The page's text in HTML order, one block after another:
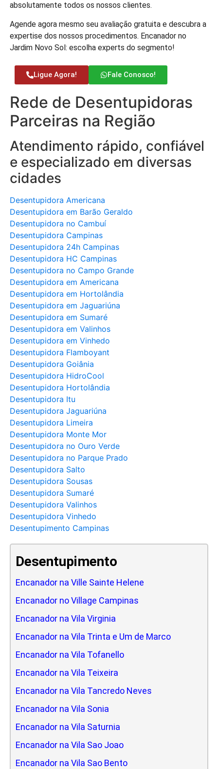
absolutamente todos os nossos clientes.
Agende agora mesmo seu avaliação gratuita e descubra a
expertise dos nossos procedimentos. Encanador no
Jardim Novo Sol: escolha experts do segmento!
Ligue Agora! Fale Conosco!
Rede de Desentupidoras
Parceiras na Região
Atendimento rápido, confiável
e especializado em diversas
cidades
Desentupidora Americana
Desentupidora em Barão Geraldo
Desentupidora no Cambuí
Desentupidora Campinas
Desentupidora 24h Campinas
Desentupidora HC Campinas
Desentupidora no Campo Grande
Desentupidora em Americana
Desentupidora em Hortolândia
Desentupidora em Jaguariúna
Desentupidora em Sumaré
Desentupidora em Valinhos
Desentupidora em Vinhedo
Desentupidora Flamboyant
Desentupidora Goiânia
Desentupidora HidroCool
Desentupidora Hortolândia
Desentupidora Itu
Desentupidora Jaguariúna
Desentupidora Limeira
Desentupidora Monte Mor
Desentupidora no Ouro Verde
Desentupidora no Parque Prado
Desentupidora Salto
Desentupidora Sousas
Desentupidora Sumaré
Desentupidora Valinhos
Desentupidora Vinhedo
Desentupimento Campinas
Desentupimento
Encanador na Ville Sainte Helene
Encanador no Village Campinas
Encanador na Vila Virginia
Encanador na Vila Trinta e Um de Marco
Encanador na Vila Tofanello
Encanador na Vila Teixeira
Encanador na Vila Tancredo Neves
Encanador na Vila Sonia
Encanador na Vila Saturnia
Encanador na Vila Sao Joao
Encanador na Vila Sao Bento